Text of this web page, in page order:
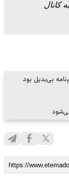
کانال
بی‌بدیل بود